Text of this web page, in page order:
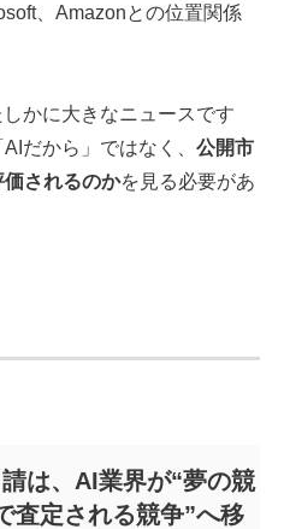
、Amazonとの位置関係
かに大きなニュースです
だから」ではなく、 公開市
されるのかを見る必要があ
は、AI業界が“夢の競
査定される競争”へ移